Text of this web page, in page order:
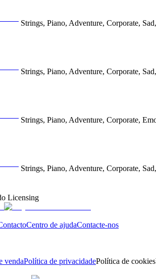
Strings, Piano, Adventure, Corporate,
Strings, Piano, Adventure, Corporate,
Strings, Piano, Adventure, Corporate,
Strings, Piano, Adventure, Corporate,
Licensing
Centro de ajudaContacte-nos
vendaPolítica de privacidadePolítica de cookies